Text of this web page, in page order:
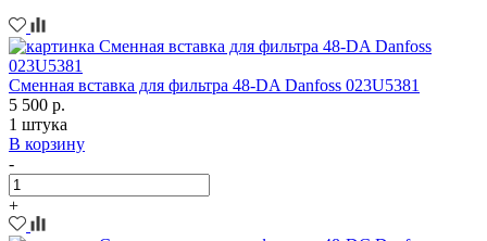
Сменная вставка для фильтра 48-DA Danfoss 023U5381
5 500 р.
1 штука
В корзину
-
+